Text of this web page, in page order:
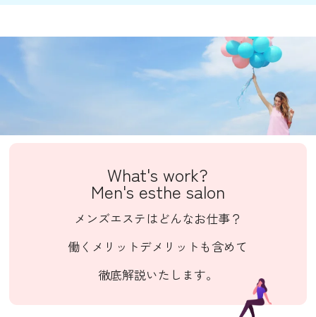
What's work?
Men's esthe salon
メンズエステはどんなお仕事？
働くメリットデメリットも含めて
徹底解説いたします。